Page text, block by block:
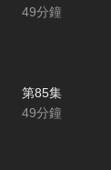
49分鐘
第85集
49分鐘